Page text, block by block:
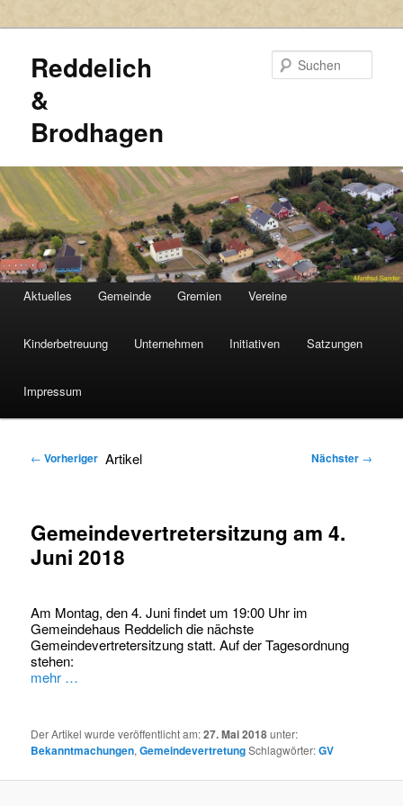
Reddelich
&
Brodhagen
HAUPTMENÜ
Zum
primären
Inhalt
Zum
sekundären
Inhalt
Aktuelles Gemeinde Gremien Vereine
Kinderbetreuung Unternehmen Initiativen Satzungen
Impressum
Artikel
← Vorheriger Nächster →
Gemeindevertretersitzung am 4.
Juni 2018
Am Montag, den 4. Juni findet um 19:00 Uhr im
Gemeindehaus Reddelich die nächste
Gemeindevertretersitzung statt. Auf der Tagesordnung
stehen:
mehr …
Der Artikel wurde veröffentlicht am:27. Mai 2018unter:
Bekanntmachungen,GemeindevertretungSchlagwörter:GV